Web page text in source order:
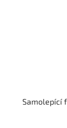
Samolepící